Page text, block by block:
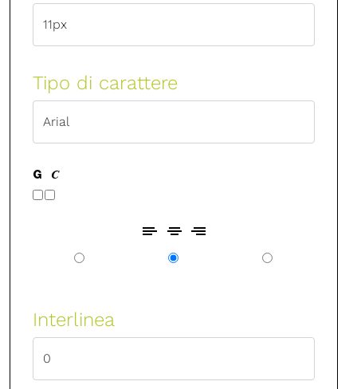
Tipo di carattere
Interlinea